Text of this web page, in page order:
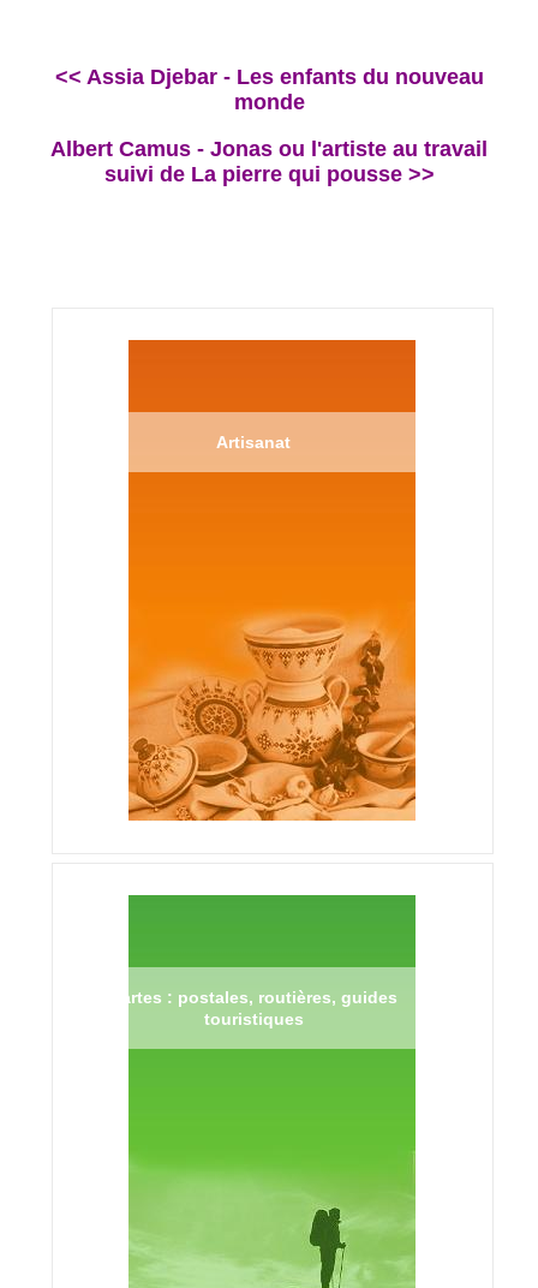
<< Assia Djebar - Les enfants du nouveau
monde
Albert Camus - Jonas ou l'artiste au travail
suivi de La pierre qui pousse >>
Artisanat
Cartes : postales, routières, guides
touristiques